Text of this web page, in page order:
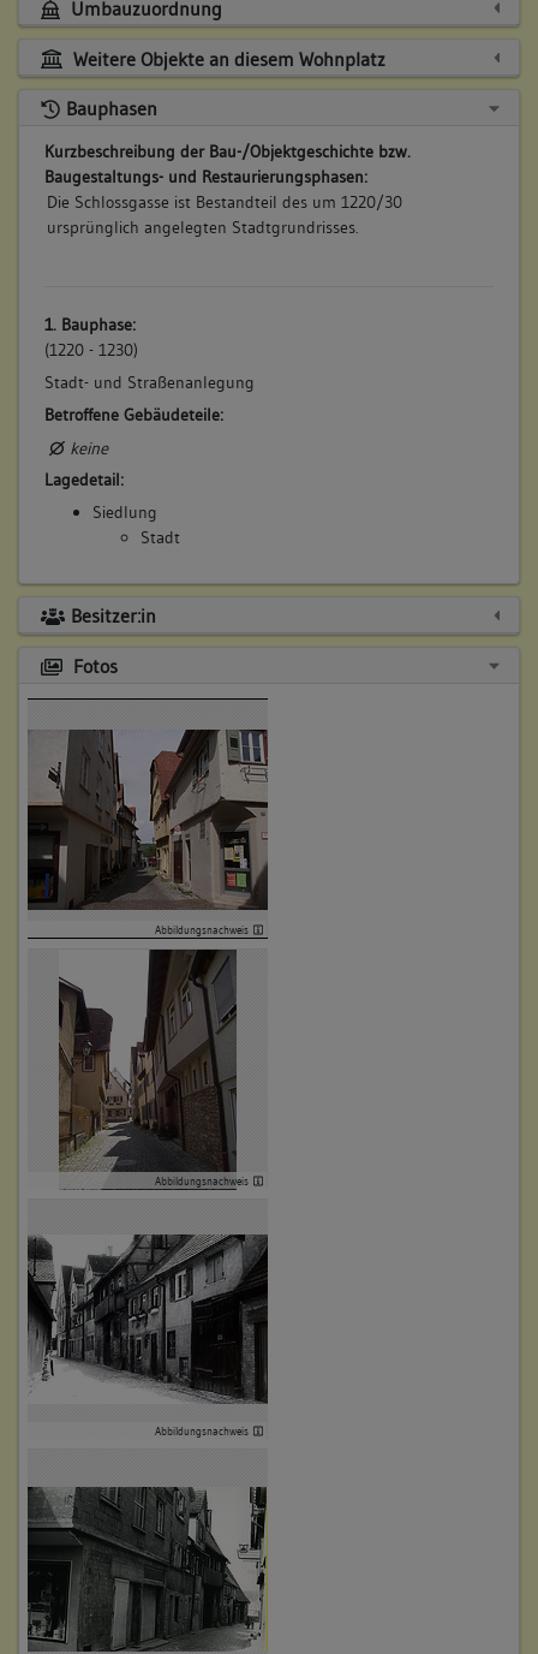
Umbauzuordnung
Weitere Objekte an diesem Wohnplatz
Bauphasen
Kurzbeschreibung der Bau-/Objektgeschichte bzw.
Baugestaltungs- und Restaurierungsphasen:
Die Schlossgasse ist Bestandteil des um 1220/30
ursprünglich angelegten Stadtgrundrisses.
1. Bauphase:
(1220 - 1230)
Stadt- und Straßenanlegung
Betroffene Gebäudeteile:
keine
Lagedetail:
Siedlung
Stadt
Besitzer:in
Fotos
Abbildungsnachweis
Abbildungsnachweis
Abbildungsnachweis